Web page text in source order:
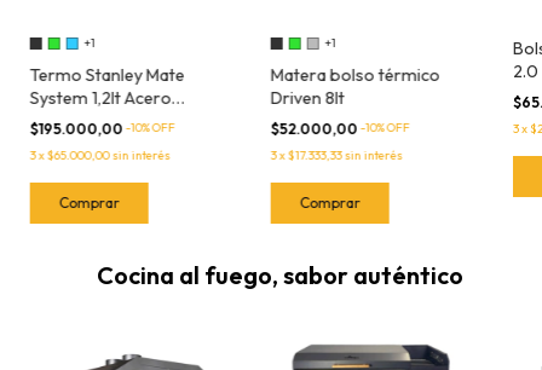
+1
Termo Stanley Mate
System 1,2lt Acero
inoxidable
$195.000,00 -10% OFF
3x$65.000,00sin interés
Comprar
+1
Matera bolso térmico
Driven 8lt
$52.000,00-10% OFF
3x$17.333,33sin interés
Comprar
3 x
Cocina al fuego, sabor auténtico